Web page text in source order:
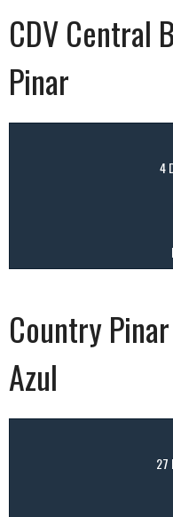
CDV Central
Pinar
4
Country
Azul
27